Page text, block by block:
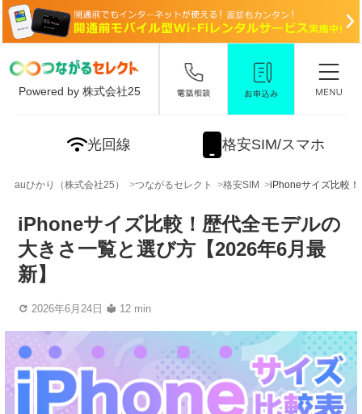
Powered by 株式会社25
光回線 格安SIM/スマホ
auひかり（株式会社25） つながるセレクト 格安SIM iPhoneサイズ比較
iPhoneサイズ比較！歴代全モデルの
大きさ一覧と選び方【2026年6月最
新】
2026年6月24日 12 min